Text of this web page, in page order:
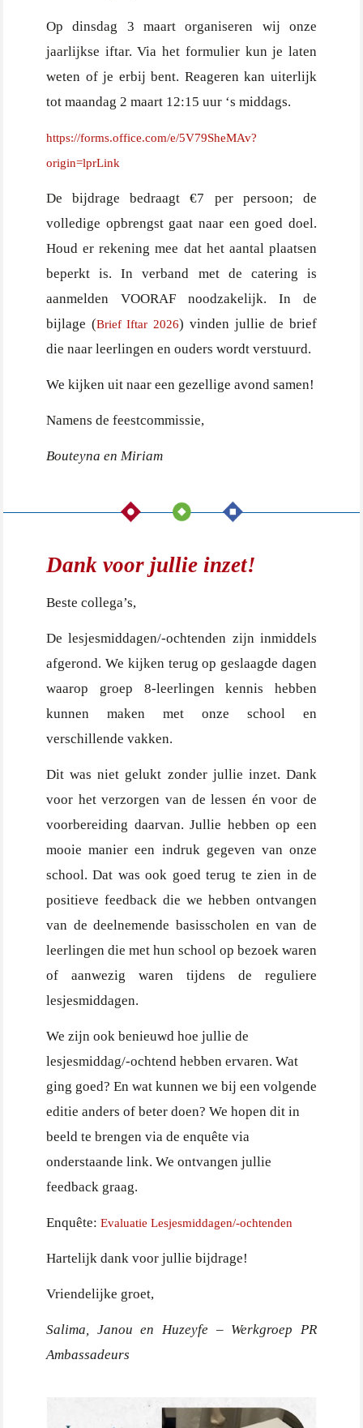
Op dinsdag 3 maart organiseren wij onze
jaarlijkse iftar. Via het formulier kun je laten
weten of je erbij bent. Reageren kan uiterlijk
tot maandag 2 maart 12:15 uur ‘s middags.
https://forms.office.com/e/5V79SheMAv?
origin=lprLink
De bijdrage bedraagt €7 per persoon; de
volledige opbrengst gaat naar een goed doel.
Houd er rekening mee dat het aantal plaatsen
beperkt is. In verband met de catering is
aanmelden VOORAF noodzakelijk. In de
bijlage (Brief Iftar 2026) vinden jullie de brief
die naar leerlingen en ouders wordt verstuurd.
We kijken uit naar een gezellige avond samen!
Namens de feestcommissie,
Bouteyna en Miriam
Dank voor jullie inzet!
Beste collega’s,
De lesjesmiddagen/-ochtenden zijn inmiddels
afgerond. We kijken terug op geslaagde dagen
waarop groep 8-leerlingen kennis hebben
kunnen maken met onze school en
verschillende vakken.
Dit was niet gelukt zonder jullie inzet. Dank
voor het verzorgen van de lessen én voor de
voorbereiding daarvan. Jullie hebben op een
mooie manier een indruk gegeven van onze
school. Dat was ook goed terug te zien in de
positieve feedback die we hebben ontvangen
van de deelnemende basisscholen en van de
leerlingen die met hun school op bezoek waren
of aanwezig waren tijdens de reguliere
lesjesmiddagen.
We zijn ook benieuwd hoe jullie de
lesjesmiddag/-ochtend hebben ervaren. Wat
ging goed? En wat kunnen we bij een volgende
editie anders of beter doen? We hopen dit in
beeld te brengen via de enquête via
onderstaande link. We ontvangen jullie
feedback graag.
Enquête: Evaluatie Lesjesmiddagen/-ochtenden
Hartelijk dank voor jullie bijdrage!
Vriendelijke groet,
Salima, Janou en Huzeyfe – Werkgroep PR
Ambassadeurs